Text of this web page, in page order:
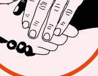
Auch bei der
Mehdorn
Erdboden